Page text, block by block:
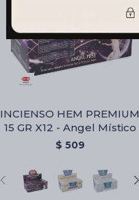
INCIENSO HEM PREMIUM
15 GR X12 - Angel Místico
$ 509